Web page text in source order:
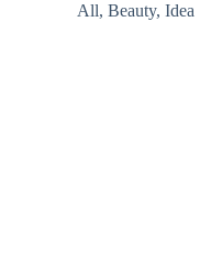
All, Beauty, Idea